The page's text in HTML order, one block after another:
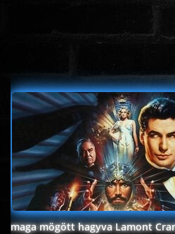
DOKUMENTUMFILMEK
ÉLŐ ADÁSOK (LIVE)
SOROZAT
KARÁCSONYI FILMEK
PC-GAME
maga mögött hagyva Lamont